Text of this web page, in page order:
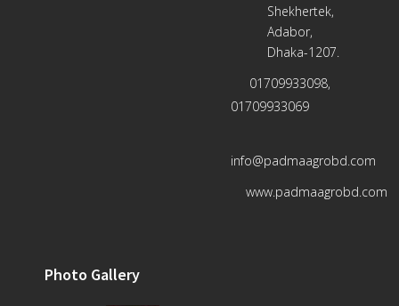
Shekhertek,
Adabor,
Dhaka-1207.
01709933098,
01709933069
info@padmaagrobd.com
www.padmaagrobd.com
Photo Gallery